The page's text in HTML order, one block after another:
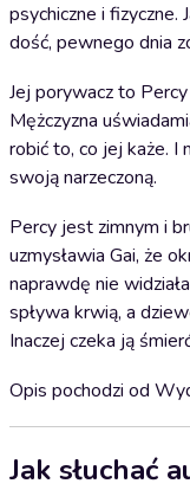
psychiczne i fizyczne.
dość, pewnego dnia
Jej porywacz to
Mężczyzna
robić to, co jej każe. I
swoją narzeczoną.
Percy jest zimnym i
uzmysławia Gai, że
naprawdę nie
spływa krwią, a
Inaczej czeka ją
Opis pochodzi od
Jak słuchać